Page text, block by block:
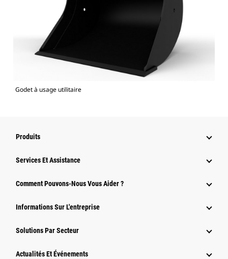
Godet à usage utilitaire
Produits
Services Et Assistance
Comment Pouvons-Nous Vous Aider ?
Informations Sur L'entreprise
Solutions Par Secteur
Actualités Et Événements